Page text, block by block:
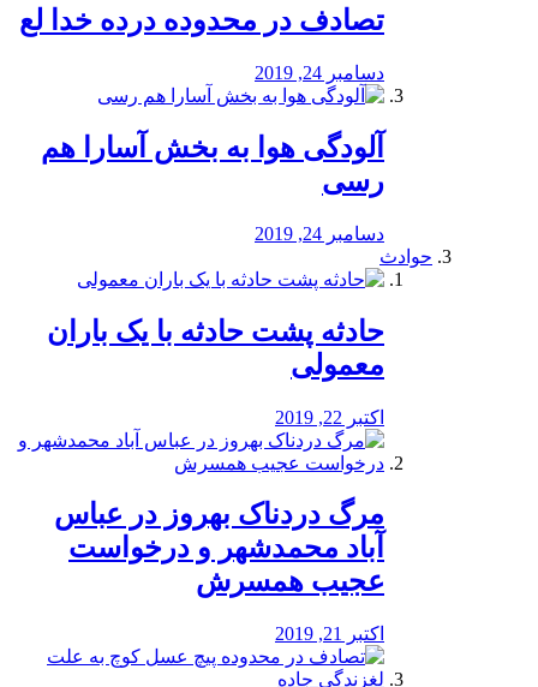
تصادف در محدوده درده خدا لع
دسامبر 24, 2019
آلودگی هوا به بخش آسارا هم
رسی
دسامبر 24, 2019
حوادث
️حادثه پشت حادثه با یک باران
معمولی
اکتبر 22, 2019
مرگ دردناک بهروز در عباس
آباد محمدشهر و درخواست
عجیب همسرش
اکتبر 21, 2019